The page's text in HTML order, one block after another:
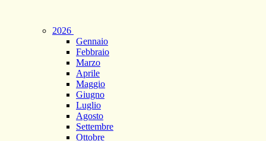
2026
Gennaio
Febbraio
Marzo
Aprile
Maggio
Giugno
Luglio
Agosto
Settembre
Ottobre